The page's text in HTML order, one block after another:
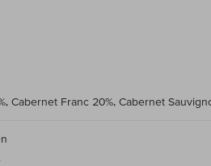
Cabernet Franc 20%, Cabernet